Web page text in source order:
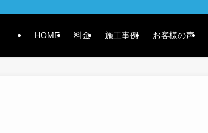
HOME 料金 施工事例 お客様の声